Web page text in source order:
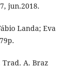
jun.2018.
Landa; Eva
Trad. A. Braz